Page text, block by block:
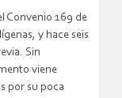
Convenio 169 de
y hace seis
Sin
viene
por su poca